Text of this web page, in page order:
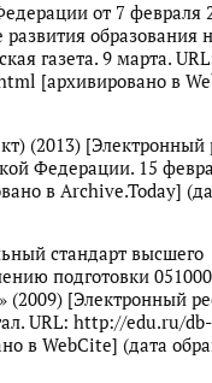
от 7 февраля
образования
газета. 9 марта.
[архивировано в
(2013) [Электронный
Федерации. 15
в Archive.Today]
стандарт высшего
подготовки 051000
(2009) [Электронный
URL: http://edu.ru/db-
в WebCite] (дата